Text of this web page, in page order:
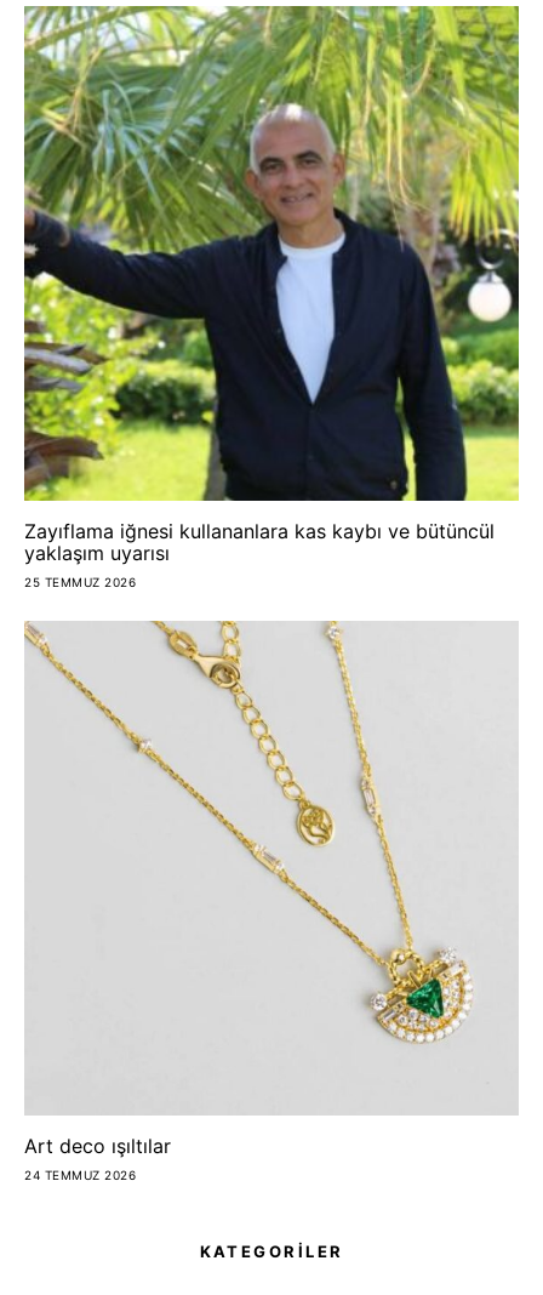
Zayıflama iğnesi kullananlara kas kaybı ve bütüncül
yaklaşım uyarısı
25 TEMMUZ 2026
Art deco ışıltılar
24 TEMMUZ 2026
KATEGORİLER